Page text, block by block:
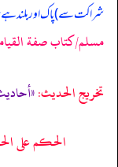
شراکت سے) پاک اور بلند
مسلم/كتاب صفة القيامة
تخریج الحدیث:
الحكم على